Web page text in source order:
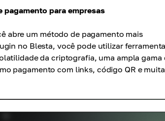
para empresas
abre um método de pagamento mais
no Blesta, você pode utilizar
da criptografia, uma ampla gama
pagamento com links, código QR e